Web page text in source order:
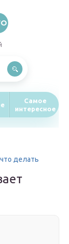
Самое
интересное
делать